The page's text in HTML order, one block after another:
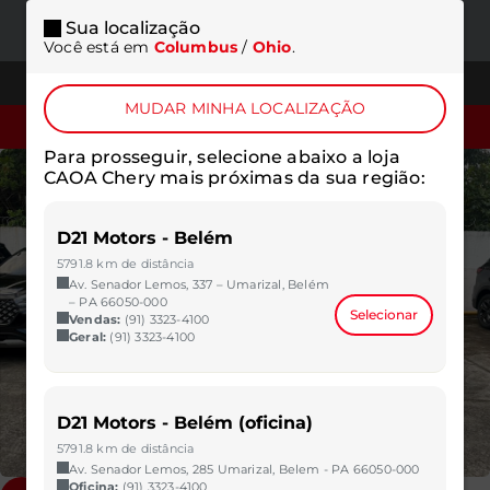
MENU
TELEFONES
Sua localização
Você está em Columbus / Ohio.
MUDAR MINHA LOCALIZAÇÃO
Para prosseguir, selecione abaixo a loja
CAOA Chery mais próximas da sua região:
D21 Motors - Belém
5791.8 km de distância
Av. Senador Lemos, 337 – Umarizal, Belém
– PA 66050-000
Vendas: (91) 3323-4100
Geral: (91) 3323-4100
Selecionar
D21 Motors - Belém (oficina)
5791.8 km de distância
Av. Senador Lemos, 285 Umarizal, Belem - PA 66050-000
Oficina: (91) 3323-4100